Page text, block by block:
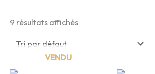
9 résultats affichés